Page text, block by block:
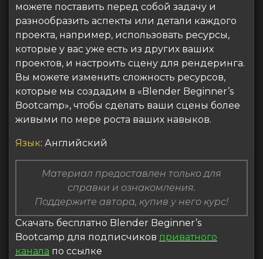
можете поставить перед собой задачу и
разнообразить аспекты или детали каждого
проекта, например, использовать ресурсы,
которые у вас уже есть из других ваших
проектов, и настроить сцену для рендеринга.
Вы можете изменить сложность ресурсов,
которые мы создадим в «Blender Beginner’s
Bootcamp», чтобы сделать ваши сцены более
живыми по мере роста ваших навыков.
Язык: Английский
Материал предоставлен только для
справки и ознакомления.
Поддержите автора, купив у него курс!
Скачать бесплатно Blender Beginner’s
Bootcamp для подписчиков приватного
канала по ссылке